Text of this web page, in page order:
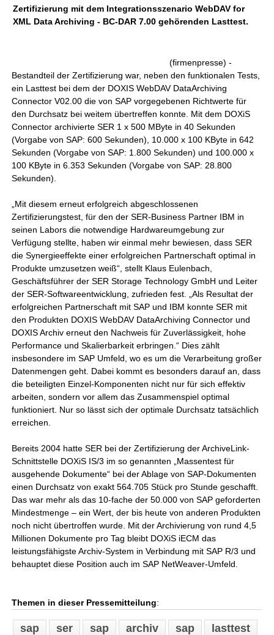
Zertifizierung mit dem Integrationsszenario WebDAV for
XML Data Archiving - BC-DAR 7.00 gehörenden Lasttest.
(firmenpresse) -
Bestandteil der Zertifizierung war, neben den funktionalen Tests,
ein Lasttest bei dem der DOXIS WebDAV DataArchiving
Connector V02.00 die von SAP vorgegebenen Richtwerte für
den Durchsatz bei weitem übertreffen konnte. Mit dem DOXiS
Connector archivierte SER 1 x 500 MByte in 40 Sekunden
(Vorgabe von SAP: 600 Sekunden), 10.000 x 100 KByte in 642
Sekunden (Vorgabe von SAP: 1.800 Sekunden) und 100.000 x
100 KByte in 6.353 Sekunden (Vorgabe von SAP: 28.800
Sekunden).
„Mit diesem erneut erfolgreich abgeschlossenen
Zertifizierungstest, für den der SER-Business Partner IBM in
seinen Labors die notwendige Hardwareumgebung zur
Verfügung stellte, haben wir einmal mehr bewiesen, dass SER
die Synergieeffekte einer erfolgreichen Partnerschaft optimal in
Produkte umzusetzen weiß“, stellt Klaus Eulenbach,
Geschäftsführer der SER Storage Technology GmbH und Leiter
der SER-Softwareentwicklung, zufrieden fest. „Als Resultat der
erfolgreichen Partnerschaft mit SAP und IBM konnte SER mit
den Produkten DOXIS WebDAV DataArchiving Connector und
DOXIS Archiv erneut den Nachweis für Zuverlässigkeit, hohe
Performance und Skalierbarkeit erbringen.“ Dies zählt
insbesondere im SAP Umfeld, wo es um die Verarbeitung großer
Datenmengen geht. Dabei kommt es besonders darauf an, dass
die beteiligten Einzel-Komponenten nicht nur für sich effektiv
arbeiten, sondern vor allem das Zusammenspiel optimal
funktioniert. Nur so lässt sich der optimale Durchsatz tatsächlich
erreichen.
Bereits 2004 hatte SER bei der Zertifizierung der ArchiveLink-
Schnittstelle DOXiS IS/3 im so genannten „Massentest für
ausgehende Dokumente“ bei der Ablage von SAP-Dokumenten
einen Durchsatz von exakt 564.705 Stück pro Stunde geschafft.
Das war mehr als das 10-fache der 50.000 von SAP geforderten
Mindestmenge – ein Wert, der bis heute von anderen Produkten
noch nicht übertroffen wurde. Mit der Archivierung von rund 4,5
Millionen Dokumente pro Tag bleibt DOXiS iECM das
leistungsfähigste Archiv-System in Verbindung mit SAP R/3 und
behauptet diese Position auch im SAP NetWeaver-Umfeld.
Themen in dieser Pressemitteilung:
sap ser sap archiv sap
lasttest